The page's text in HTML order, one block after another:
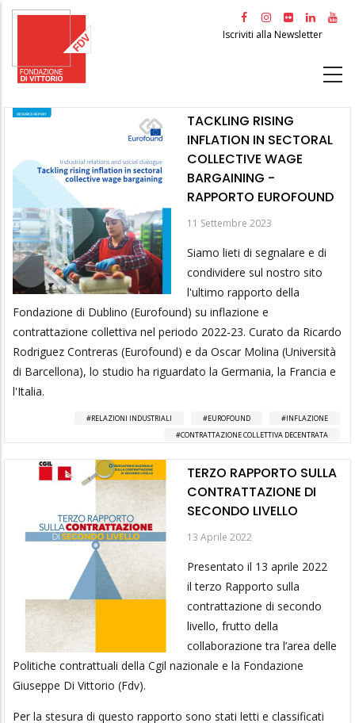
Salta
principale
Iscriviti alla Newsletter
TACKLING RISING
INFLATION IN SECTORAL
COLLECTIVE WAGE
BARGAINING -
RAPPORTO EUROFOUND
11 Settembre 2023
Siamo lieti di segnalare e di
condividere sul nostro sito
l'ultimo rapporto della
Fondazione di Dublino (Eurofound) su inflazione e
contrattazione collettiva nel periodo 2022-23. Curato da Ricardo
Rodriguez Contreras (Eurofound) e da Oscar Molina (Università
di Barcellona), lo studio ha riguardato la Germania, la Francia e
l'Italia.
RELAZIONI INDUSTRIALI EUROFOUND
INFLAZIONE
CONTRATTAZIONE COLLETTIVA DECENTRATA
TERZO RAPPORTO SULLA
CONTRATTAZIONE DI
SECONDO LIVELLO
13 Aprile 2022
Presentato il 13 aprile 2022
il terzo Rapporto sulla
contrattazione di secondo
livello, frutto della
collaborazione tra l’area delle
Politiche contrattuali della Cgil nazionale e la Fondazione
Giuseppe Di Vittorio (Fdv).
Per la stesura di questo rapporto sono stati letti e classificati